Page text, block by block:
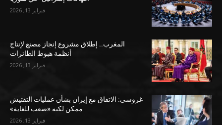
فبراير 13, 2026
المغرب.. إطلاق مشروع إنجاز مصنع لإنتاج
أنظمة هبوط الطائرات
فبراير 13, 2026
غروسي: الاتفاق مع إيران بشأن عمليات التفتيش
ممكن لكنه «صعب للغاية»
فبراير 13, 2026